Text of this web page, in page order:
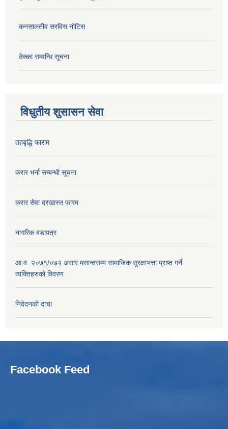
कनसालतीव सरविस नोटिस
ठेक्का सम्वन्धि सूचना
विधुतीय शुसासन सेवा
तहबृद्धि फाराम
करार भर्ना सम्बन्धी सूचना
करार सेवा दरखास्त फारम
नागरिक वडापत्र
आ.व. २०७१/०७२ असार मसान्तसम्म सामाजिक सुरक्षाभत्ता प्राप्त गर्ने
व्यक्तिहरुको विवरण
निवेदनको दाचा
Facebook Feed